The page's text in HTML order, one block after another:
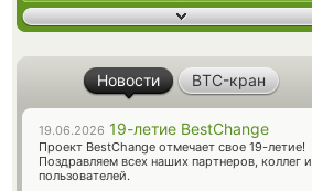
Новости BTC-кран
19.06.2026 19-летие BestChange
Проект BestChange отмечает свое 19-летие!
Поздравляем всех наших партнеров, коллег и
пользователей.